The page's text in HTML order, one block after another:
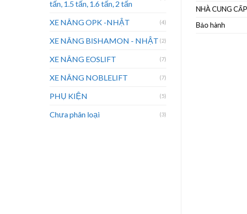
tấn, 1.5 tấn, 1.6 tấn, 2 tấn
XE NÂNG OPK -NHẬT (4)
XE NÂNG BISHAMON - NHẬT (2)
XE NÂNG EOSLIFT (7)
XE NÂNG NOBLELIFT (7)
PHỤ KIỆN (5)
Chưa phân loại (3)
NHÀ CUNG
Bảo hành